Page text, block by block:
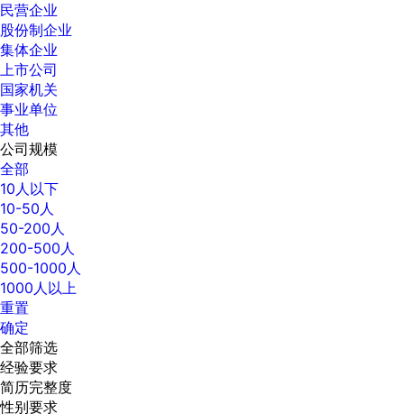
民营企业
股份制企业
集体企业
上市公司
国家机关
事业单位
其他
公司规模
全部
10人以下
10-50人
50-200人
200-500人
500-1000人
1000人以上
重置
确定
全部筛选
经验要求
简历完整度
性别要求